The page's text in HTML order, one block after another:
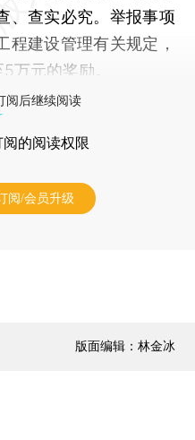
、查实必究。举报事项
程建设管理有关规定，
万元的奖励。
阅后继续阅读
阅的阅读权限
阅/会员升级
版面编辑：林金冰